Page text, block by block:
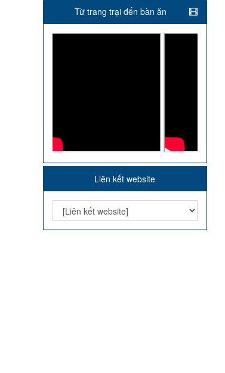
Từ trang trại đến bàn ăn
Liên kết website